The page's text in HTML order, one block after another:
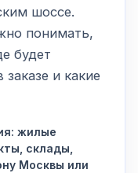
шоссе.
понимать,
будет
заказе и какие
жилые
склады,
Москвы или